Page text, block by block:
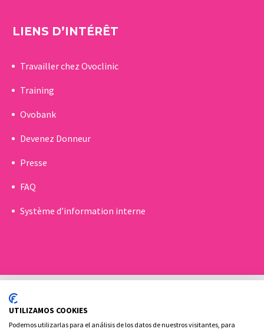
LIENS D’INTÉRÊT
Travailler chez Ovoclinic
Training
Ovobank
Devenez Donneur
Presse
FAQ
Système d’information interne
UTILIZAMOS COOKIES
Podemos utilizarlas para el análisis de los datos de nuestros visitantes, para